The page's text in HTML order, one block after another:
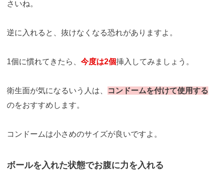
さいね。
逆に入れると、抜けなくなる恐れがありますよ。
1個に慣れてきたら、 今度は2個挿入してみましょう。
衛生面が気になるいう人は、
コンドームを付けて使用する
のをおすすめします。
コンドームは小さめのサイズが良いですよ。
ボールを入れた状態でお腹に力を入れる